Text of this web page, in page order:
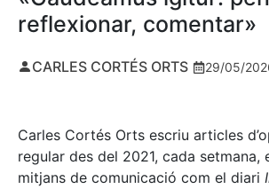
reflexionar, comentar»
CARLES CORTÉS ORTS 29/05/
Carles Cortés Orts escriu articles
regular des del 2021, cada setmana,
mitjans de comunicació com el diari